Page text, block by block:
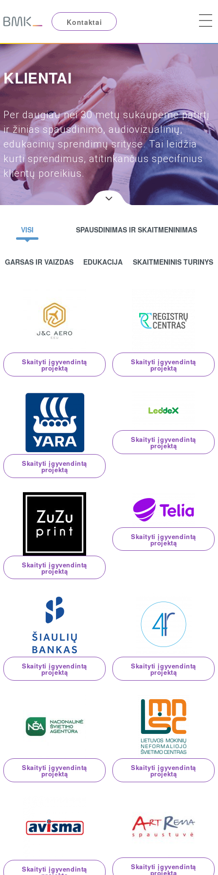
Kontaktai
KLIENTAI
Per daugiau nei 30 metų sukaupėme patirtį
ir žinias spausdinimo, audiovizualinių,
edukacinių sprendimų srityse. Tai leidžia
kurti sprendimus, atitinkančius specifinius
klientų poreikius.
VISI SPAUSDINIMAS IR SKAITMENINIMAS
GARSAS IR VAIZDAS EDUKACIJA SKAITMENINIS TURINYS
Skaityti įgyvendintą
projektą
Skaityti įgyvendintą
projektą
Skaityti įgyvendintą
projektą
Skaityti įgyvendintą
projektą
Skaityti įgyvendintą
projektą
Skaityti įgyvendintą
projektą
Skaityti įgyvendintą
projektą
Skaityti įgyvendintą
projektą
Skaityti įgyvendintą
projektą
Skaityti įgyvendintą
projektą
Skaityti įgyvendintą Skaityti įgyvendintą
projektą